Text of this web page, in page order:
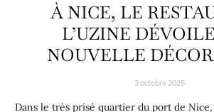
À NICE, LE
L’UZINE
NOUVELLE
3 octobre 2025
Dans le très prisé quartier du port de